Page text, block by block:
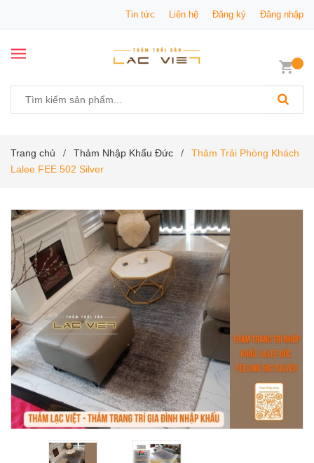
Tin tức Liên hệ Đăng ký Đăng nhập
Trang chủ / Thảm Nhập Khẩu Đức /
Thảm Trải Phòng Khách
Lalee FEE 502 Silver